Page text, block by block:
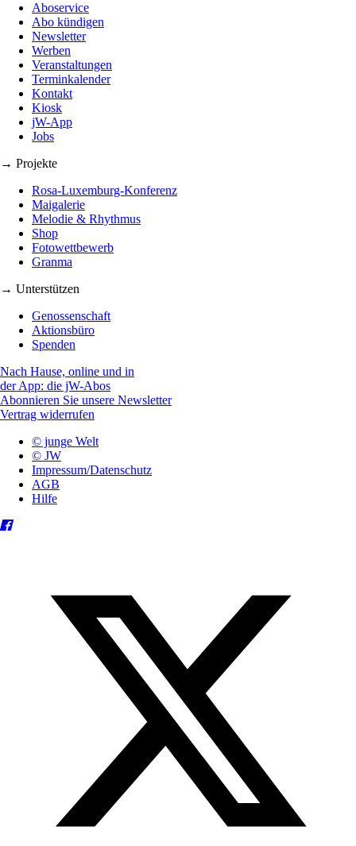
Aboservice
Abo kündigen
Newsletter
Werben
Veranstaltungen
Terminkalender
Kontakt
Kiosk
jW-App
Jobs
→ Projekte
Rosa-Luxemburg-Konferenz
Maigalerie
Melodie & Rhythmus
Shop
Fotowettbewerb
Granma
→ Unterstützen
Genossenschaft
Aktionsbüro
Spenden
Nach Hause, online und in
der App: die jW-Abos
Abonnieren Sie unsere Newsletter
Vertrag widerrufen
© junge Welt
© JW
Impressum/Datenschutz
AGB
Hilfe